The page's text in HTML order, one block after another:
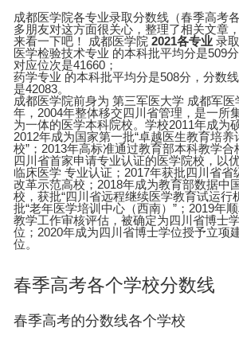
成都医学院各专业录取分数线（春季高考
多朋友对这方面很关心，整理了相关文章
来看一下吧！
成都医学院 2021各专业 录
医学检验技术专业 的本科批平均分是509
对应位次是41660；
药学专业 的本科批平均分是508分，分数
是42083。
成都医学院前身为 第三军医大学 成都军医
年，2004年整体移交四川省管理，是一所
为一体的医学本科院校。学校2011年成为
2012年成为国家第一批“卓越医生教育培养
校”；2013年高标准通过教育部本科教学合
四川省首家申请专业认证的医学院校，以
临床医学 专业认证；2017年获批四川省省
改革示范高校；2018年成为教育部数据中
校，获批“四川省远程继续医学教育试运行
批“老年医学培训中心（西南）”；2019年
教学工作审核评估，被确定为四川省博士
位；2020年成为四川省博士学位授予立项
位。
春季高考各个学校分数线
春季高考的分数线各个学校